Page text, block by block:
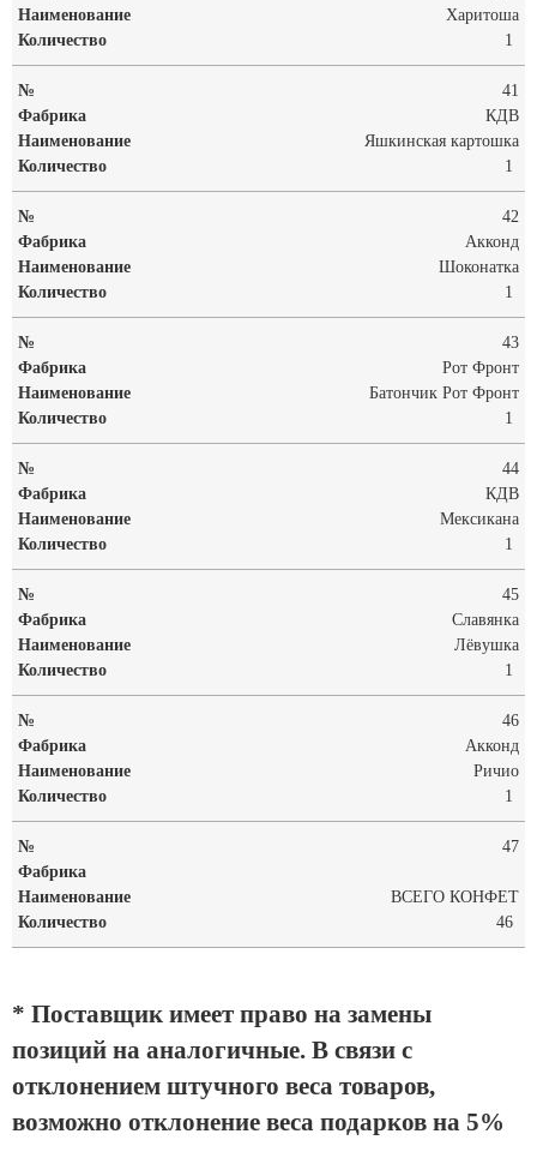
Харитоша
1
41
КДВ
Яшкинская картошка
1
42
Акконд
Шоконатка
1
43
Рот Фронт
Батончик Рот Фронт
1
44
КДВ
Мексикана
1
45
Славянка
Лёвушка
1
46
Акконд
Ричио
1
47
ВСЕГО КОНФЕТ
46
* Поставщик имеет право на замены
позиций на аналогичные. В связи с
отклонением штучного веса товаров,
возможно отклонение веса подарков на 5%